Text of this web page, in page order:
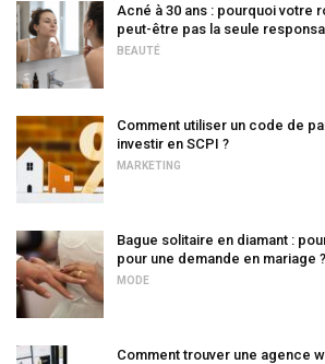
Acné à 30 ans : pourquoi votre
peut-être pas la seule
BEAUTÉ
Comment utiliser un code de
investir en SCPI ?
MARKETING
Bague solitaire en diamant :
pour une demande en mariage ?
MODE
Comment trouver une agence